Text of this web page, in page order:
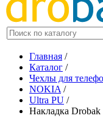
Главная /
Каталог /
Чехлы для
NOKIA /
Ultra PU /
Накладка